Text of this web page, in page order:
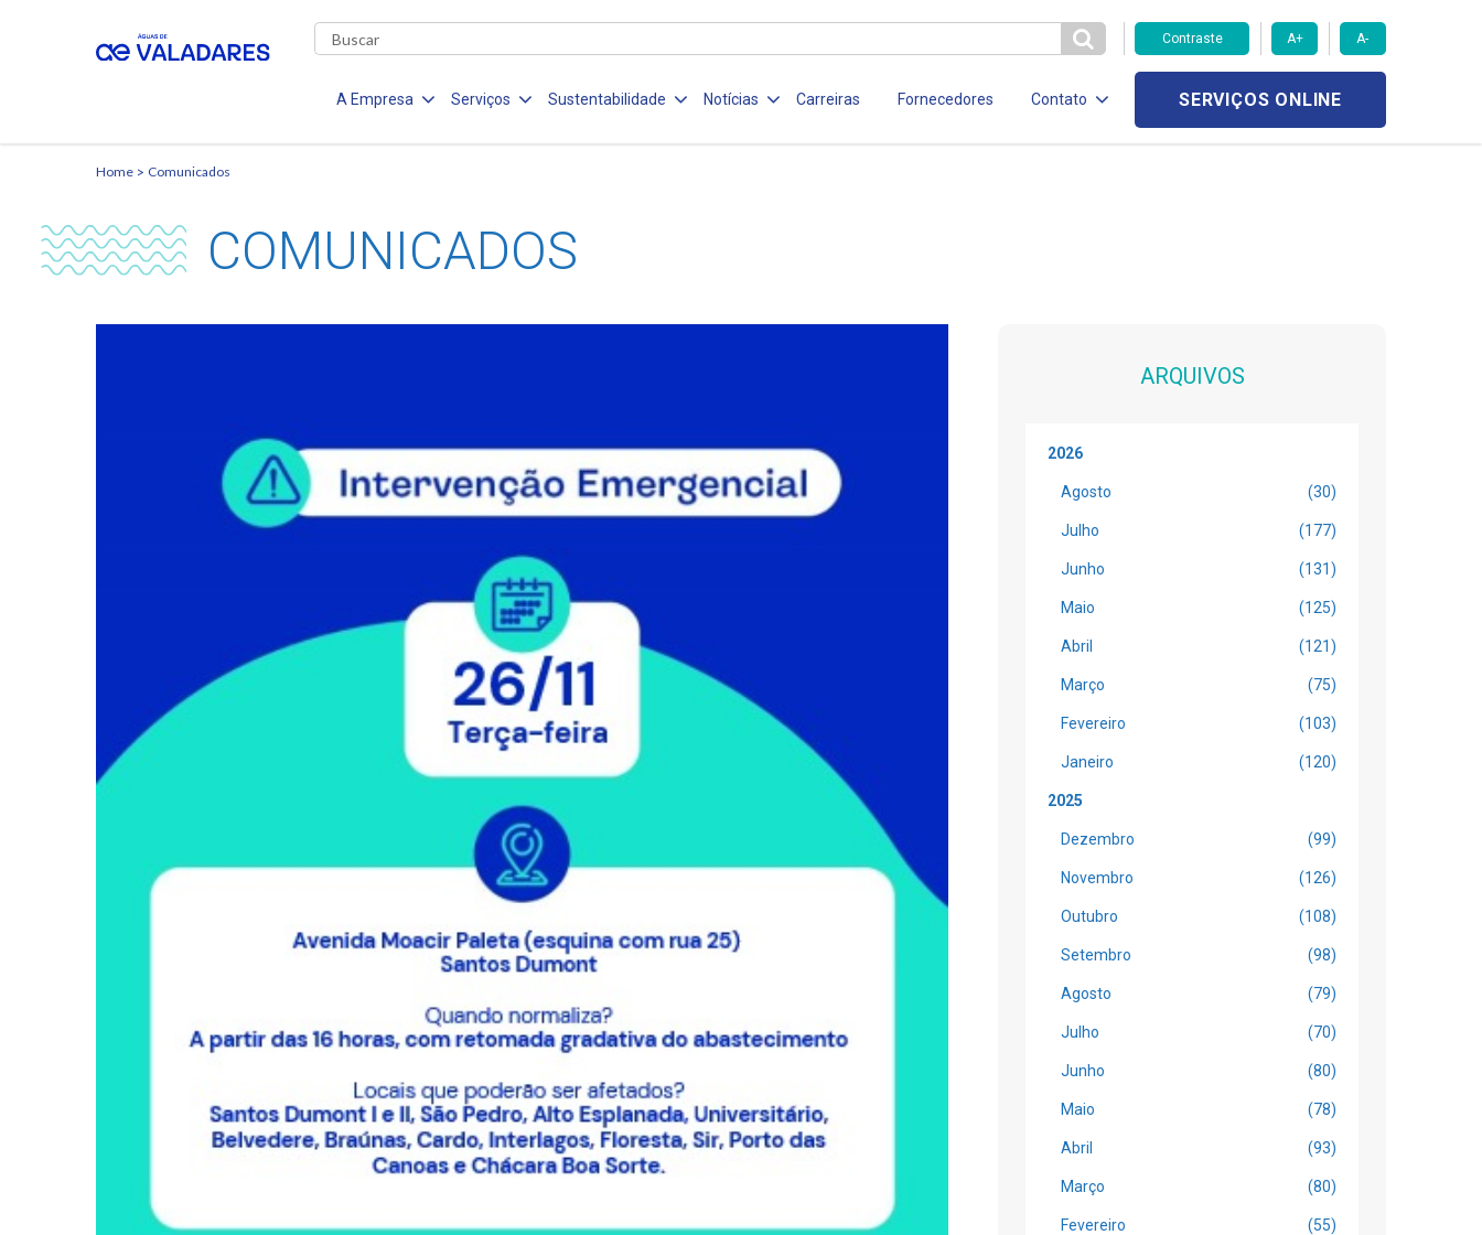
Contraste A+ A-
A Empresa Serviços Sustentabilidade Notícias Carreiras Fornecedores Contato SERVIÇOS ONLINE
Home Comunicados
COMUNICADOS
ARQUIVOS
2026
Agosto (30)
Julho (177)
Junho (131)
Maio (125)
Abril (121)
Março (75)
Fevereiro (103)
Janeiro (120)
2025
Dezembro (99)
Novembro (126)
Outubro (108)
Setembro (98)
Agosto (79)
Julho (70)
Junho (80)
Maio (78)
Abril (93)
Março (80)
Fevereiro (55)